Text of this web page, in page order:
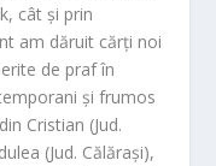
cât și prin
am dăruit cărți noi
de praf în
și frumos
Cristian (Jud.
(Jud. Călărași),